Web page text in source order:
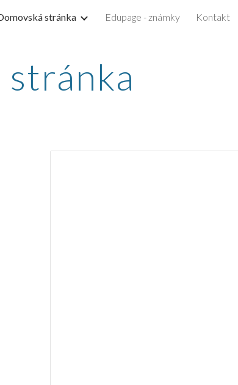
Skip to navigation
stránka Edupage - známky Kontakt
stránka